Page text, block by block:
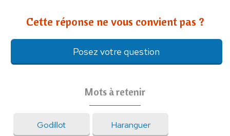
Cette réponse ne vous convient pas ?
Posez votre question
Mots à retenir
Godillot Haranguer